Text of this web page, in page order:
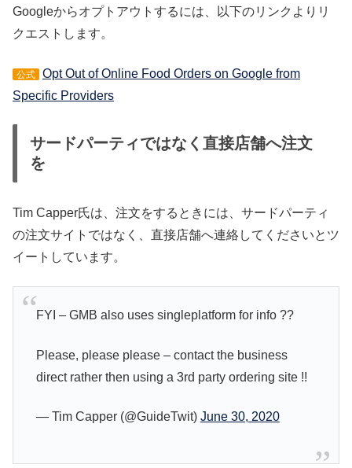
Googleからオプトアウトするには、以下のリンクよりリ
クエストします。
公式
Opt Out of Online Food Orders on Google from
Specific Providers
サードパーティではなく直接店舗へ注文
を
Tim Capper氏は、注文をするときには、サードパーティ
の注文サイトではなく、直接店舗へ連絡してくださいとツ
イートしています。
FYI – GMB also uses singleplatform for info ??
Please, please please – contact the business
direct rather then using a 3rd party ordering site !!
— Tim Capper (@GuideTwit) June 30, 2020